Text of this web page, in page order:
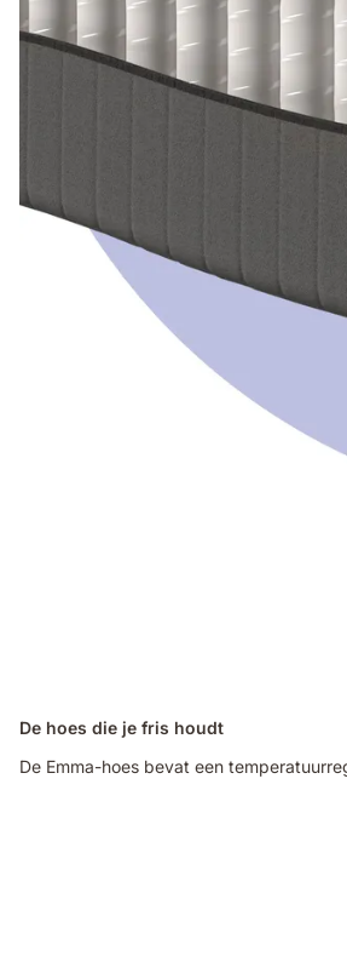
De hoes die je fris houdt
De Emma-hoes bevat een